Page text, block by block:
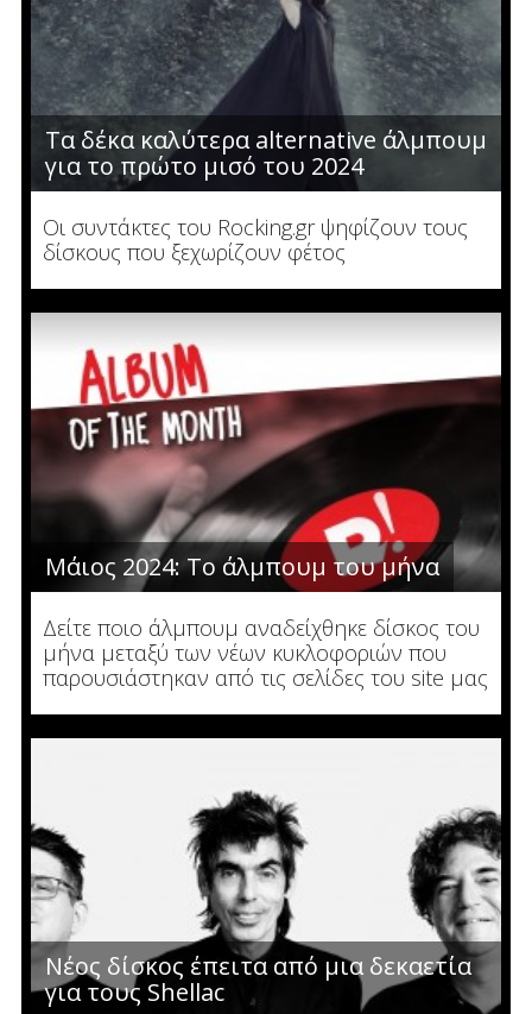
Τα δέκα καλύτερα alternative άλμπουμ
για το πρώτο μισό του 2024
Οι συντάκτες του Rocking.gr ψηφίζουν τους
δίσκους που ξεχωρίζουν φέτος
Μάιος 2024: Το άλμπουμ του μήνα
Δείτε ποιο άλμπουμ αναδείχθηκε δίσκος του
μήνα μεταξύ των νέων κυκλοφοριών που
παρουσιάστηκαν από τις σελίδες του site μας
Νέος δίσκος έπειτα από μια δεκαετία
για τους Shellac